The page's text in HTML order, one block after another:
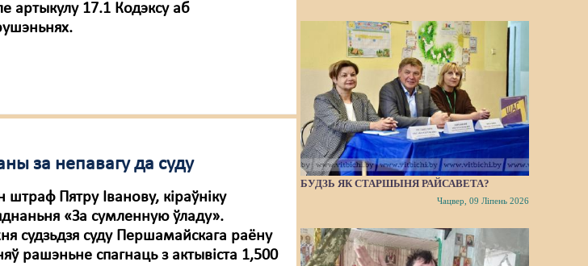
артыкулу 17.1 Кодэксу аб
за непавагу да суду
Пятру Іванову, кіраўніку
«За сумленную ўладу».
судзьдзя суду Першамайскага раёну
рашэньне спагнаць з актывіста 1,500
БУДЗЬ ЯК СТАРШЫНЯ РАЙСАВЕТА?
Чацвер, 09 Ліпень 2026